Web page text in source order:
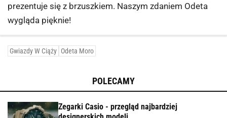
prezentuje się z brzuszkiem. Naszym zdaniem Odeta
wygląda pięknie!
Gwiazdy W Ciąży Odeta Moro
POLECAMY
Zegarki Casio - przegląd najbardziej